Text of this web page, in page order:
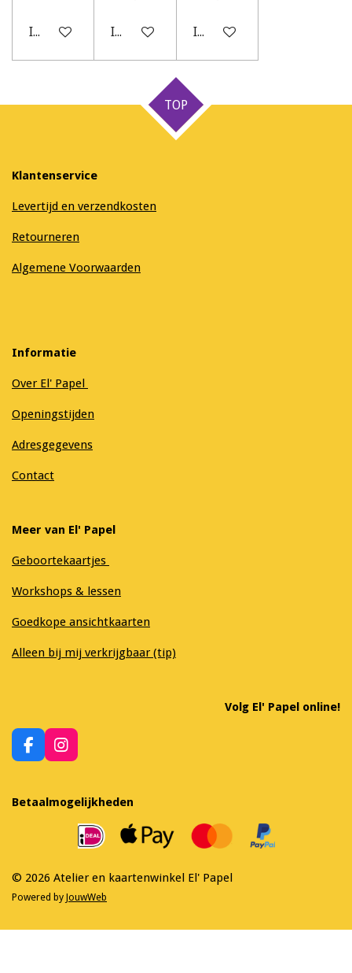
In winkelwagenIn winkelwagenIn winkelwagen
TOP
Klantenservice
Levertijd en verzendkosten
Retourneren
Algemene Voorwaarden
Informatie
Over El' Papel
Openingstijden
Adresgegevens
Contact
Meer van El' Papel
Geboortekaartjes
Workshops & lessen
Goedkope ansichtkaarten
Alleen bij mij verkrijgbaar (tip)
Volg El' Papel online!
F
a
e
b
I
n
a
m
Betaalmogelijkheden
© 2026 Atelier en kaartenwinkel El' Papel
Powered by JouwWeb